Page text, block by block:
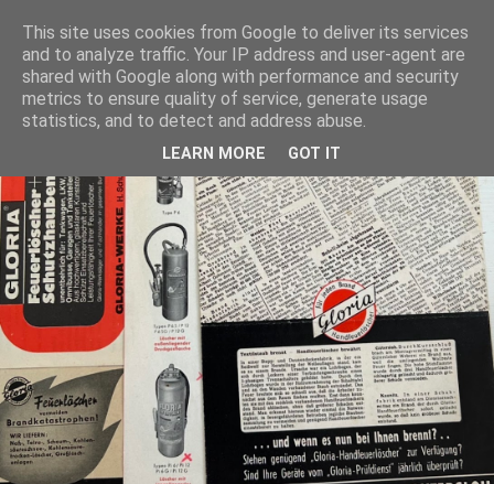
This site uses cookies from Google to deliver its services
and to analyze traffic. Your IP address and user-agent are
shared with Google along with performance and security
metrics to ensure quality of service, generate usage
statistics, and to detect and address abuse.
LEARN MORE GOT IT